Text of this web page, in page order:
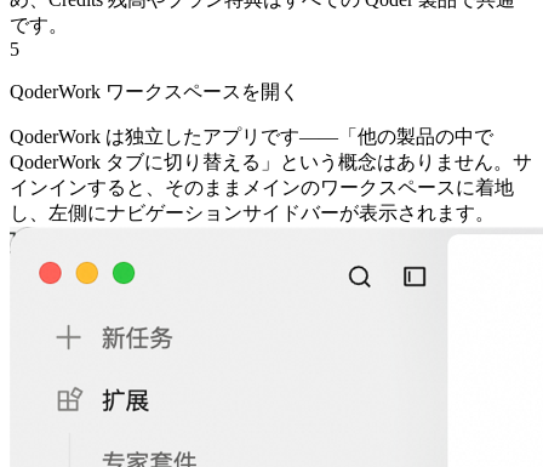
です。
5
QoderWork ワークスペースを開く
QoderWork は独立したアプリです——「他の製品の中で
QoderWork タブに切り替える」という概念はありません。サ
インインすると、そのままメインのワークスペースに着地
し、左側にナビゲーションサイドバーが表示されます。